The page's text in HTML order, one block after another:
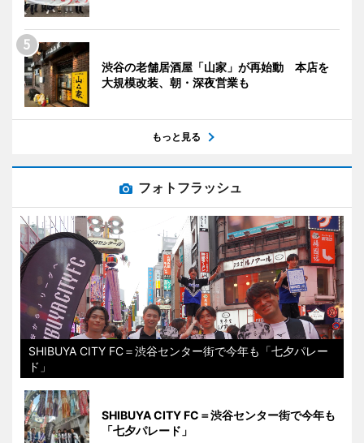
渋谷の老舗居酒屋「山家」が再始動 本店を
大規模改装、朝・深夜営業も
もっと見る
フォトフラッシュ
SHIBUYA CITY FC＝渋谷センター街で今年も「七夕パレー
ド」
SHIBUYA CITY FC＝渋谷センター街で今年も
「七夕パレード」